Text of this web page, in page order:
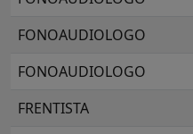
FONOAUDIOLOGO
FONOAUDIOLOGO
FRENTISTA